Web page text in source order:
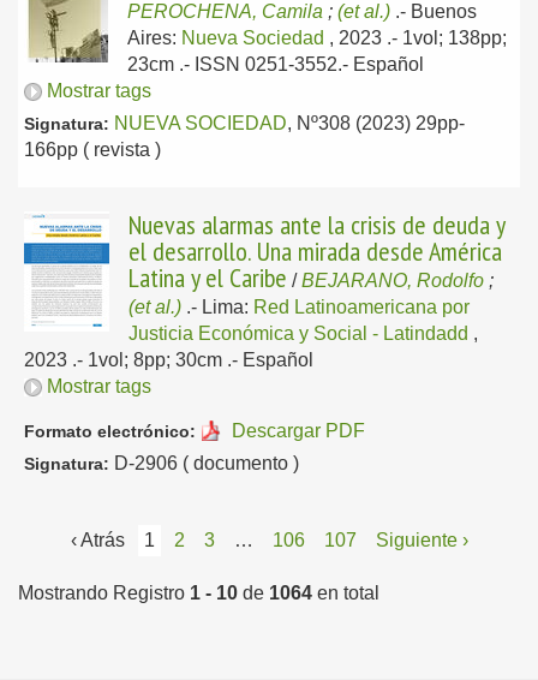
PEROCHENA, Camila ; (et al.) .- Buenos
Aires: Nueva Sociedad , 2023 .- 1vol; 138pp;
23cm .- ISSN 0251-3552.- Español
Mostrar tags
Signatura: NUEVA SOCIEDAD, Nº308 (2023) 29pp-
166pp ( revista )
Nuevas alarmas ante la crisis de deuda y
el desarrollo. Una mirada desde América
Latina y el Caribe /BEJARANO, Rodolfo ;
(et al.) .- Lima: Red Latinoamericana por
Justicia Económica y Social - Latindadd ,
2023 .- 1vol; 8pp; 30cm .- Español
Mostrar tags
Formato electrónico: Descargar PDF
Signatura: D-2906 ( documento )
‹ Atrás 1 2 3 … 106 107 Siguiente ›
Mostrando Registro 1 - 10 de 1064 en total